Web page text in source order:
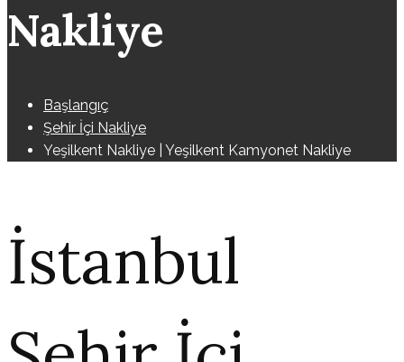
Nakliye
Başlangıç
Şehir İçi Nakliye
Yeşilkent Nakliye | Yeşilkent Kamyonet Nakliye
İstanbul